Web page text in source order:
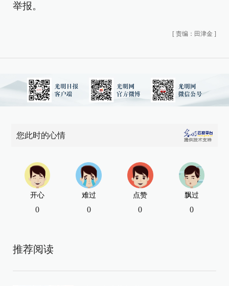
举报。
[ 责编：田津金 ]
您此时的心情
开心
0
难过
0
点赞
0
飘过
0
推荐阅读